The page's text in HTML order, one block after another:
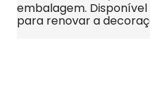
embalagem.
para renovar a